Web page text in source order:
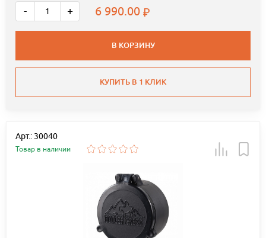
- + 6 990.00
В КОРЗИНУ
КУПИТЬ В 1 КЛИК
Арт.: 30040
Товар в наличии